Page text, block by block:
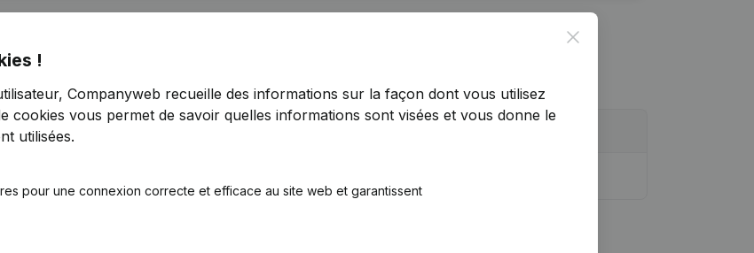
Personne Morale, Ouverture Succursale, etc...)
Close
!
Companyweb recueille des informations sur la façon dont vous utilisez
cookies vous permet de savoir quelles informations sont visées et vous donne le
utilisées.
pour une connexion correcte et efficace au site web et garantissent